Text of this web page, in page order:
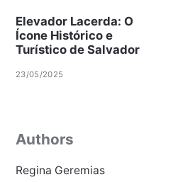
Elevador Lacerda: O
Ícone Histórico e
Turístico de Salvador
23/05/2025
Authors
Regina Geremias